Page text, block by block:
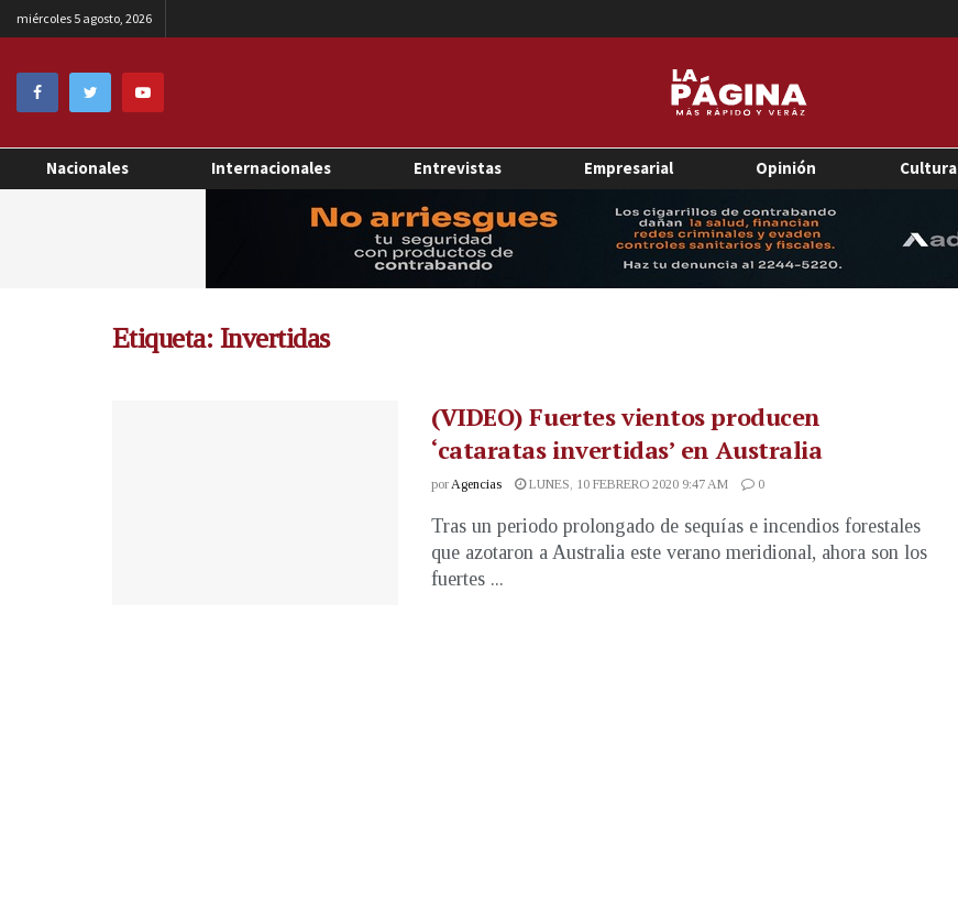
miércoles 5 agosto, 2026
Nacionales Internacionales Entrevistas Empresarial Opinión Cultura
Etiqueta: Invertidas
(VIDEO) Fuertes vientos producen
‘cataratas invertidas’ en Australia
porAgencias LUNES, 10 FEBRERO 2020 9:47 AM 0
Tras un periodo prolongado de sequías e incendios forestales
que azotaron a Australia este verano meridional, ahora son los
fuertes ...